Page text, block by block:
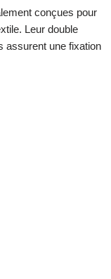
conçues pour
Leur double
assurent une fixation